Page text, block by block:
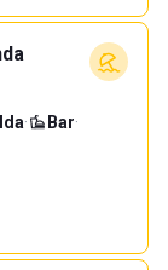
· Bar·